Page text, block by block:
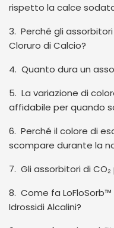
rispetto la calce
3. Perché gli
Cloruro di Calcio?
4. Quanto dura un
5. La variazione di
affidabile per quando
6. Perché il colore di
scompare durante la
7. Gli assorbitori di
8. Come fa
Idrossidi Alcalini?